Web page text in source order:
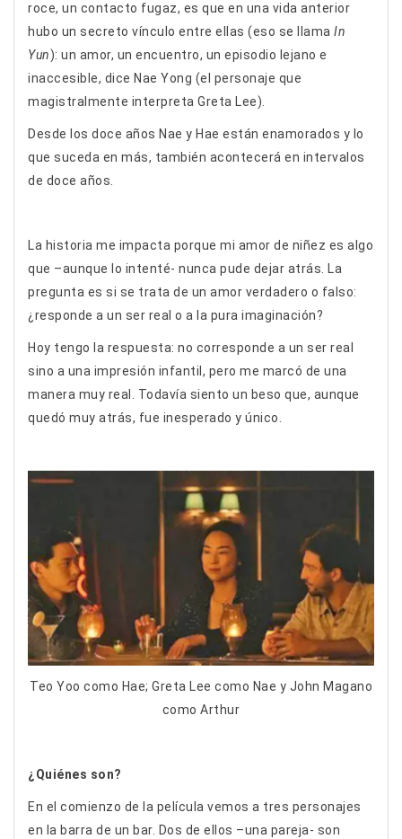
roce, un contacto fugaz, es que en una vida anterior
hubo un secreto vínculo entre ellas (eso se llama In
Yun): un amor, un encuentro, un episodio lejano e
inaccesible, dice Nae Yong (el personaje que
magistralmente interpreta Greta Lee).
Desde los doce años Nae y Hae están enamorados y lo
que suceda en más, también acontecerá en intervalos
de doce años.
La historia me impacta porque mi amor de niñez es algo
que –aunque lo intenté- nunca pude dejar atrás. La
pregunta es si se trata de un amor verdadero o falso:
¿responde a un ser real o a la pura imaginación?
Hoy tengo la respuesta: no corresponde a un ser real
sino a una impresión infantil, pero me marcó de una
manera muy real. Todavía siento un beso que, aunque
quedó muy atrás, fue inesperado y único.
Teo Yoo como Hae; Greta Lee como Nae y John Magano
como Arthur
¿ Quiénes son?
En el comienzo de la película vemos a tres personajes
en la barra de un bar. Dos de ellos –una pareja- son